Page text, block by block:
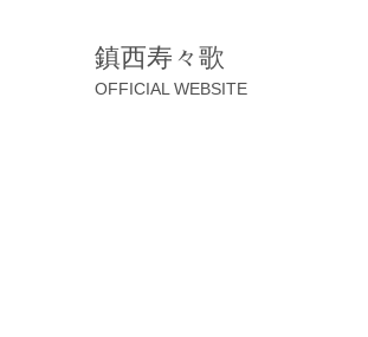
鎮西寿々歌
OFFICIAL WEBSITE